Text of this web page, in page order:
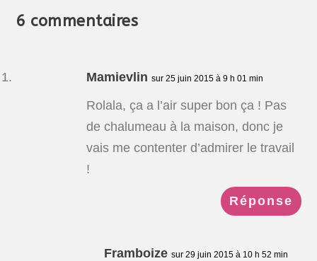
6 commentaires
Mamievlin sur 25 juin 2015 à 9 h 01 min
Rolala, ça a l’air super bon ça ! Pas
de chalumeau à la maison, donc je
vais me contenter d’admirer le travail
!
Réponse
Framboize sur 29 juin 2015 à 10 h 52 min